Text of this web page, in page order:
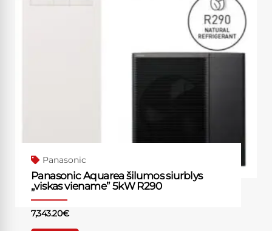
Panasonic
Panasonic Aquarea šilumos siurblys
„viskas viename” 5kW R290
7,343.20€